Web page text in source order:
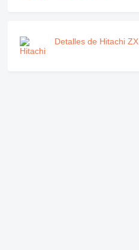
Detalles de Hitachi ZX